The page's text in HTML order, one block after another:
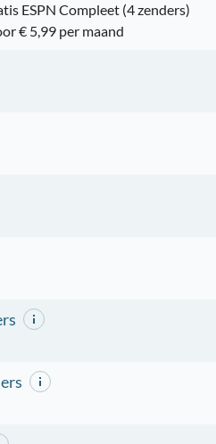
ESPN Compleet (4 zenders)
€ 5,99 per maand